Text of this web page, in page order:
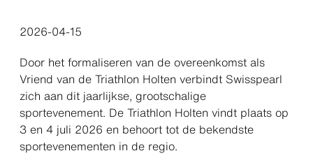
2026-04-15
Door het formaliseren van de overeenkomst als
Vriend van de Triathlon Holten verbindt Swisspearl
zich aan dit jaarlijkse, grootschalige
sportevenement. De Triathlon Holten vindt plaats op
3 en 4 juli 2026 en behoort tot de bekendste
sportevenementen in de regio.